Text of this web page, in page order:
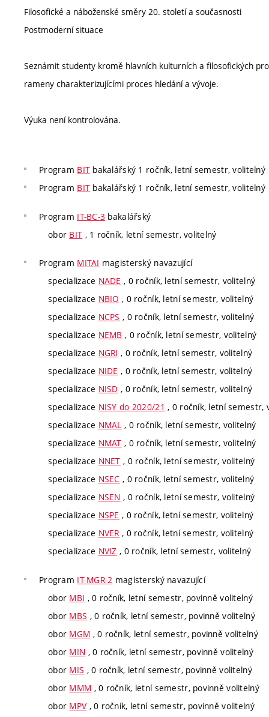
Filosofické a náboženské směry 20. století a současnosti
Postmoderní situace
Seznámit studenty kromě hlavních kulturních a filosofických
rameny charakterizujícími proces hledání a vývoje.
Výuka není kontrolována.
Program BIT bakalářský 1 ročník, letní semestr, volitelný
Program BIT bakalářský 1 ročník, letní semestr, volitelný
Program IT-BC-3 bakalářský
obor BIT , 1 ročník, letní semestr, volitelný
Program MITAI magisterský navazující
specializace NADE , 0 ročník, letní semestr, volitelný
specializace NBIO , 0 ročník, letní semestr, volitelný
specializace NCPS , 0 ročník, letní semestr, volitelný
specializace NEMB , 0 ročník, letní semestr, volitelný
specializace NGRI , 0 ročník, letní semestr, volitelný
specializace NIDE , 0 ročník, letní semestr, volitelný
specializace NISD , 0 ročník, letní semestr, volitelný
specializace NISY do 2020/21 , 0 ročník, letní semestr,
specializace NMAL , 0 ročník, letní semestr, volitelný
specializace NMAT , 0 ročník, letní semestr, volitelný
specializace NNET , 0 ročník, letní semestr, volitelný
specializace NSEC , 0 ročník, letní semestr, volitelný
specializace NSEN , 0 ročník, letní semestr, volitelný
specializace NSPE , 0 ročník, letní semestr, volitelný
specializace NVER , 0 ročník, letní semestr, volitelný
specializace NVIZ , 0 ročník, letní semestr, volitelný
Program IT-MGR-2 magisterský navazující
obor MBI , 0 ročník, letní semestr, povinně volitelný
obor MBS , 0 ročník, letní semestr, povinně volitelný
obor MGM , 0 ročník, letní semestr, povinně volitelný
obor MIN , 0 ročník, letní semestr, povinně volitelný
obor MIS , 0 ročník, letní semestr, povinně volitelný
obor MMM , 0 ročník, letní semestr, povinně volitelný
obor MPV , 0 ročník, letní semestr, povinně volitelný